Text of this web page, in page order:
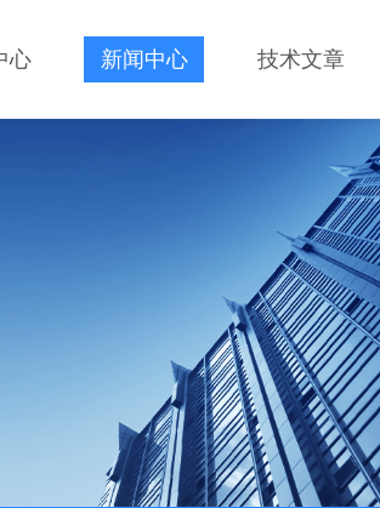
心 新闻中心 技术文章